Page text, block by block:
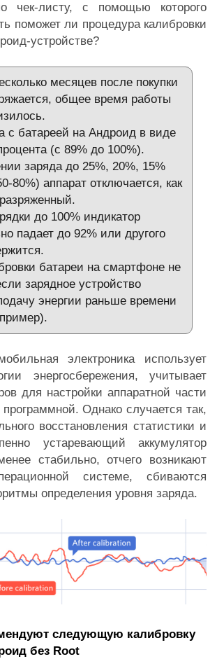
чек-листу, с помощью которого
поможет ли процедура калибровки
устройстве?
месяцев после покупки
общее время работы
с батареей на Андроид в виде
(с 89% до 100%).
заряда до 25%, 20%, 15%
80%) аппарат отключается, как
до 100% индикатор
падает до 92% или другого
батареи на смартфоне не
зарядное устройство
энергии раньше времени
электроника использует
энергосбережения, учитывает
для настройки аппаратной части
Однако случается так,
восстановления статистики и
устаревающий аккумулятор
стабильно, отчего возникают
системе, сбиваются
определения уровня заряда.
следующую калибровку
без Root